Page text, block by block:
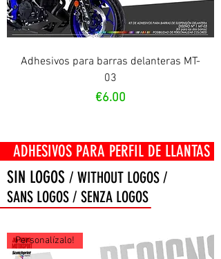
Adhesivos para barras delanteras MT-
03
Price
€6.00
PARA PERFIL DE LLANTAS
SIN LOGOS / WITHOUT LOGOS /
SANS LOGOS / SENZA LOGOS
Personalízalo!